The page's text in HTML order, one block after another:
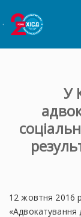
У
12 жовтня 2016
«Адвокатування